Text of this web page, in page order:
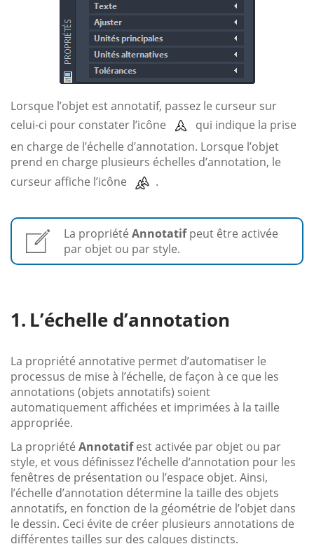
Lorsque l’objet est annotatif, passez le curseur sur
celui-ci pour constater l’icône
qui indique la prise
en charge de l’échelle d’annotation. Lorsque l’objet
prend en charge plusieurs échelles d’annotation, le
curseur affiche l’icône
.
La propriété Annotatifpeut être activée
par objet ou par style.
L’échelle d’annotation
La propriété annotative permet d’automatiser le
processus de mise à l’échelle, de façon à ce que les
annotations (objets annotatifs) soient
automatiquement affichées et imprimées à la taille
appropriée.
La propriété Annotatifest activée par objet ou par
style, et vous définissez l’échelle d’annotation pour les
fenêtres de présentation ou l’espace objet. Ainsi,
l’échelle d’annotation détermine la taille des objets
annotatifs, en fonction de la géométrie de l’objet dans
le dessin. Ceci évite de créer plusieurs annotations de
différentes tailles sur des calques distincts.